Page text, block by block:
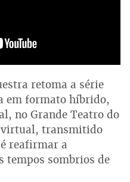
retoma a série
em formato híbrido,
no Grande Teatro do
virtual, transmitido
reafirmar a
tempos sombrios de